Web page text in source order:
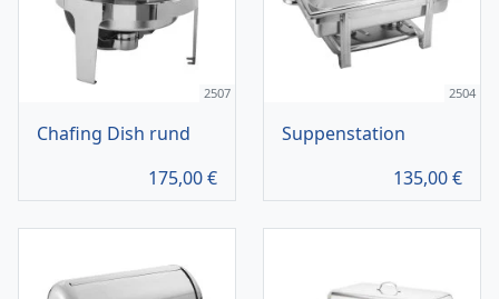
2507
Chafing Dish rund
175,00€
2504
Suppenstation
135,00€